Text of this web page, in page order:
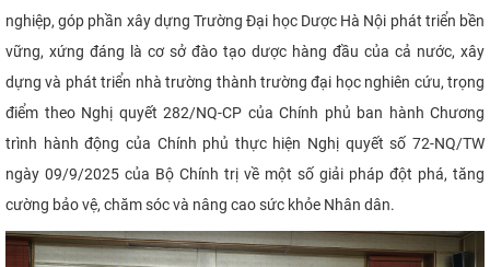
nghiệp, góp phần xây dựng Trường Đại học Dược Hà Nội phát triển bền
vững, xứng đáng là cơ sở đào tạo dược hàng đầu của cả nước, xây
dựng và phát triển nhà trường thành trường đại học nghiên cứu, trọng
điểm theo Nghị quyết 282/NQ-CP của Chính phủ ban hành Chương
trình hành động của Chính phủ thực hiện Nghị quyết số 72-NQ/TW
ngày 09/9/2025 của Bộ Chính trị về một số giải pháp đột phá, tăng
cường bảo vệ, chăm sóc và nâng cao sức khỏe Nhân dân.